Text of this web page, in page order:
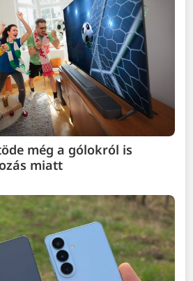
még a gólokról is
miatt